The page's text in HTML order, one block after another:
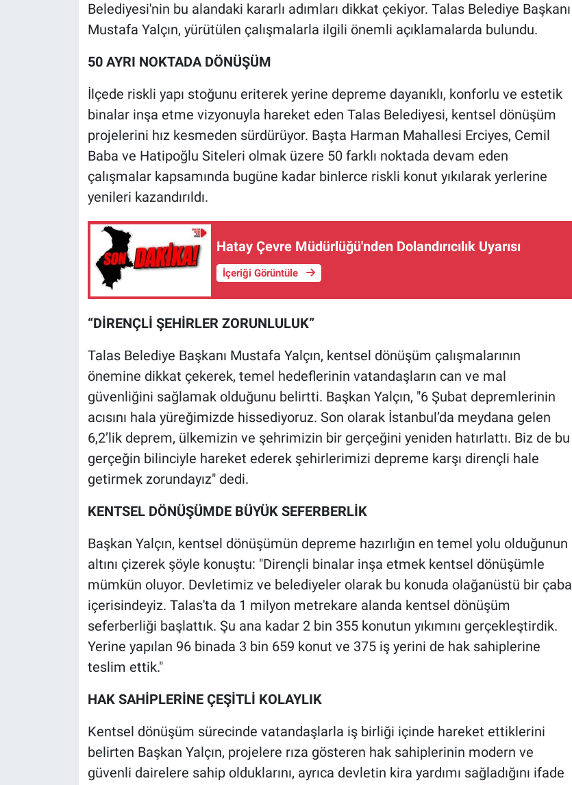
Belediyesi'nin bu alandaki kararlı adımları dikkat çekiyor. Talas Belediye Başkanı
Mustafa Yalçın, yürütülen çalışmalarla ilgili önemli açıklamalarda bulundu.
50 AYRI NOKTADA DÖNÜŞÜM
İlçede riskli yapı stoğunu eriterek yerine depreme dayanıklı, konforlu ve estetik
binalar inşa etme vizyonuyla hareket eden Talas Belediyesi, kentsel dönüşüm
projelerini hız kesmeden sürdürüyor. Başta Harman Mahallesi Erciyes, Cemil
Baba ve Hatipoğlu Siteleri olmak üzere 50 farklı noktada devam eden
çalışmalar kapsamında bugüne kadar binlerce riskli konut yıkılarak yerlerine
yenileri kazandırıldı.
Hatay Çevre Müdürlüğü'nden Dolandırıcılık Uyarısı
İçeriği Görüntüle
“DİRENÇLİ ŞEHİRLER ZORUNLULUK”
Talas Belediye Başkanı Mustafa Yalçın, kentsel dönüşüm çalışmalarının
önemine dikkat çekerek, temel hedeflerinin vatandaşların can ve mal
güvenliğini sağlamak olduğunu belirtti. Başkan Yalçın, "6 Şubat depremlerinin
acısını hala yüreğimizde hissediyoruz. Son olarak İstanbul’da meydana gelen
6,2’lik deprem, ülkemizin ve şehrimizin bir gerçeğini yeniden hatırlattı. Biz de bu
gerçeğin bilinciyle hareket ederek şehirlerimizi depreme karşı dirençli hale
getirmek zorundayız" dedi.
KENTSEL DÖNÜŞÜMDE BÜYÜK SEFERBERLİK
Başkan Yalçın, kentsel dönüşümün depreme hazırlığın en temel yolu olduğunun
altını çizerek şöyle konuştu: "Dirençli binalar inşa etmek kentsel dönüşümle
mümkün oluyor. Devletimiz ve belediyeler olarak bu konuda olağanüstü bir çaba
içerisindeyiz. Talas'ta da 1 milyon metrekare alanda kentsel dönüşüm
seferberliği başlattık. Şu ana kadar 2 bin 355 konutun yıkımını gerçekleştirdik.
Yerine yapılan 96 binada 3 bin 659 konut ve 375 iş yerini de hak sahiplerine
teslim ettik."
HAK SAHİPLERİNE ÇEŞİTLİ KOLAYLIK
Kentsel dönüşüm sürecinde vatandaşlarla iş birliği içinde hareket ettiklerini
belirten Başkan Yalçın, projelere rıza gösteren hak sahiplerinin modern ve
güvenli dairelere sahip olduklarını, ayrıca devletin kira yardımı sağladığını ifade